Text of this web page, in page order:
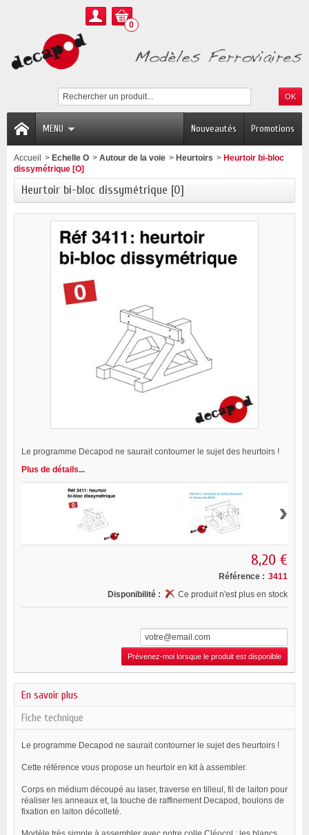
0
MENU Promotions
Nouveautés
Accueil > Echelle O > Autour de la voie > Heurtoirs > Heurtoir bi-bloc
dissymétrique [O]
Heurtoir bi-bloc dissymétrique [O]
Le programme Decapod ne saurait contourner le sujet des heurtoirs !
Plus de détails...
›
8,20 €
Référence : 3411
Disponibilité :
Ce produit n'est plus en stock
Prévenez-moi lorsque le produit est disponible
En savoir plus
Fiche technique
Le programme Decapod ne saurait contourner le sujet des heurtoirs !
Cette référence vous propose un heurtoir en kit à assembler.
Corps en médium découpé au laser, traverse en tilleul, fil de laiton pour
réaliser les anneaux et, la touche de raffinement Decapod, boulons de
fixation en laiton décolleté.